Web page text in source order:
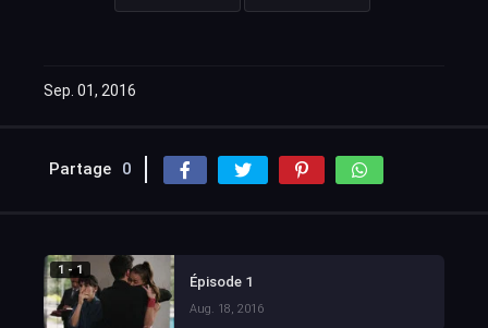
Sep. 01, 2016
Partage 0
1 - 1
Épisode 1
Aug. 18, 2016